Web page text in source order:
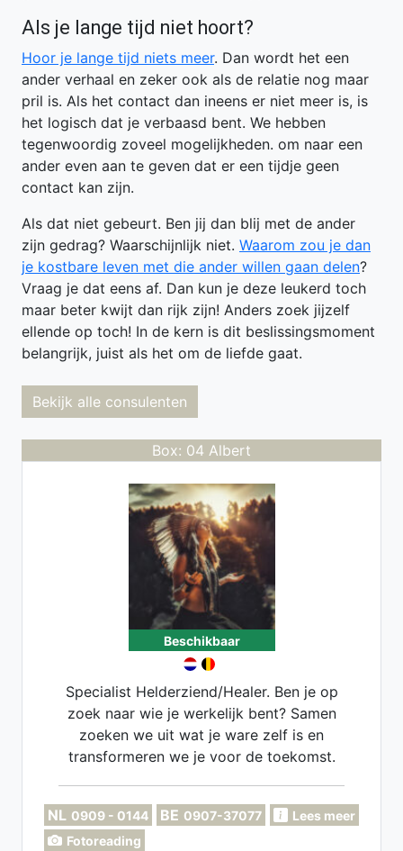
Als je lange tijd niet hoort?
Hoor je lange tijd niets meer. Dan wordt het een
ander verhaal en zeker ook als de relatie nog maar
pril is. Als het contact dan ineens er niet meer is, is
het logisch dat je verbaasd bent. We hebben
tegenwoordig zoveel mogelijkheden. om naar een
ander even aan te geven dat er een tijdje geen
contact kan zijn.
Als dat niet gebeurt. Ben jij dan blij met de ander
zijn gedrag? Waarschijnlijk niet. Waarom zou je dan
je kostbare leven met die ander willen gaan delen?
Vraag je dat eens af. Dan kun je deze leukerd toch
maar beter kwijt dan rijk zijn! Anders zoek jijzelf
ellende op toch! In de kern is dit beslissingsmoment
belangrijk, juist als het om de liefde gaat.
Bekijk alle consulenten
Box: 04 Albert
Beschikbaar
Specialist Helderziend/Healer. Ben je op
zoek naar wie je werkelijk bent? Samen
zoeken we uit wat je ware zelf is en
transformeren we je voor de toekomst.
NL 0909 - 0144 BE 0907-37077
Lees meer
Fotoreading